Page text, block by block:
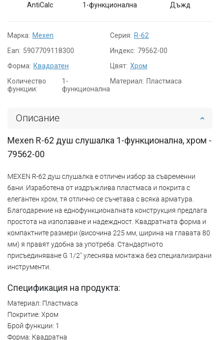
AntiCalc 1-функционална Дъжд
Марка: Mexen Серия: R-62
Ean: 5907709118300 Индекс: 79562-00
Форма: Квадратен Цвят: Хром
Количество
функции:
1-
функционална
Материал: Пластмаса
Описание
Mexen R-62 душ слушалка 1-функционална, хром -
79562-00
MEXEN R-62 душ слушалка е отличен избор за съвременни
бани. Изработена от издръжлива пластмаса и покрита с
елегантен хром, тя отлично се съчетава с всяка арматура.
Благодарение на еднофункционалната конструкция предлага
простота на използване и надеждност. Квадратната форма и
компактните размери (височина 225 мм, ширина на главата 80
мм) я правят удобна за употреба. Стандартното
присъединяване G 1/2" улеснява монтажа без специализирани
инструменти.
Спецификация на продукта:
Материал: Пластмаса
Покритие: Хром
Брой функции: 1
Форма: Квадратна